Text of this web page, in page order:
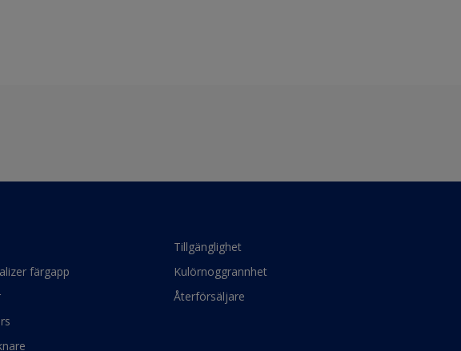
färgapp
Tillgänglighet
Kulörnoggrannhet
Återförsäljare